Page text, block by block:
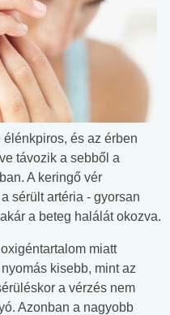
és az érben
távozik a sebből a
A keringő vér
sérült artéria - gyorsan
a beteg halálát okozva.
miatt
kisebb, mint az
a vérzés nem
Azonban a nagyobb